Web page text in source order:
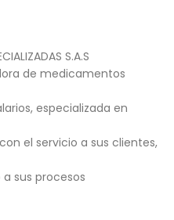
S.A.S
de medicamentos
especializada en
el servicio a sus clientes,
sus procesos